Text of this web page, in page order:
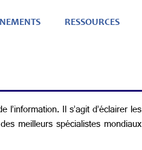
RESSOURCES
mars 2021
Il s’agit d’éclairer les
meilleurs spécialistes mondiaux